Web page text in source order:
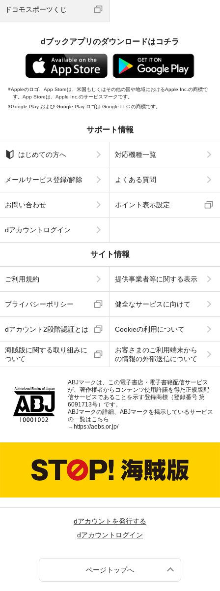
ドコモスポーツくじ
dブックアプリのダウンロードはコチラ
Appleのロゴ、App Storeは、米国もしくはその他の国や地域におけるApple Inc.の商標で
す。App Storeは、Apple Inc.のサービスマークです。
Google Play および Google Play ロゴは Google LLC の商標です。
サポート情報
はじめての方へ 対応機種一覧
メールサービス登録/解除 よくある質問
お問い合わせ ポイント表示設定
dアカウントログイン
サイト情報
ご利用規約 提供事業者等に関する表示
プライバシーポリシー 健全なサービスに向けて
dアカウント2段階認証とは Cookieの利用について
海賊版に関する取り組みに
ついて
お客さまのご利用端末から
の情報の外部送信について
ABJマークは、この電子書店・電子書籍配信サービス
が、著作権者からコンテンツ使用許諾を得た正規版配
信サービスであることを示す登録商標（登録番号 第
6091713号）です。
ABJマークの詳細、ABJマークを掲示しているサービス
の一覧はこちら
→https://aebs.or.jp/
dアカウントを発行する
dアカウントログイン
ページトップへ